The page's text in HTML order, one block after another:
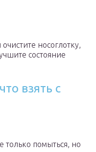
носоглотку,
состояние
взять с
только помыться, но